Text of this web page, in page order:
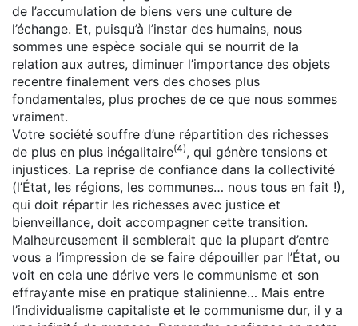
de l’accumulation de biens vers une culture de
l’échange. Et, puisqu’à l’instar des humains, nous
sommes une espèce sociale qui se nourrit de la
relation aux autres, diminuer l’importance des objets
recentre finalement vers des choses plus
fondamentales, plus proches de ce que nous sommes
vraiment.
Votre société souffre d’une répartition des richesses
de plus en plus inégalitaire(4), qui génère tensions et
injustices. La reprise de confiance dans la collectivité
(l’État, les régions, les communes… nous tous en fait !),
qui doit répartir les richesses avec justice et
bienveillance, doit accompagner cette transition.
Malheureusement il semblerait que la plupart d’entre
vous a l’impression de se faire dépouiller par l’État, ou
voit en cela une dérive vers le communisme et son
effrayante mise en pratique stalinienne… Mais entre
l’individualisme capitaliste et le communisme dur, il y a